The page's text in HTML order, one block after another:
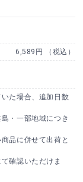
6,589円 （税込）
た場合、追加日数
・一部地域につき
品に併せて出荷と
確認いただけま